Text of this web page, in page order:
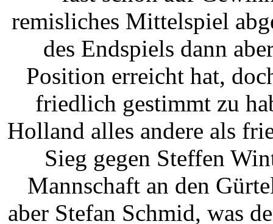
remisliches Mittelspiel
des Endspiels dann
Position erreicht hat,
friedlich gestimmt zu
Holland alles andere als
Sieg gegen Steffen
Mannschaft an den
aber Stefan Schmid, was